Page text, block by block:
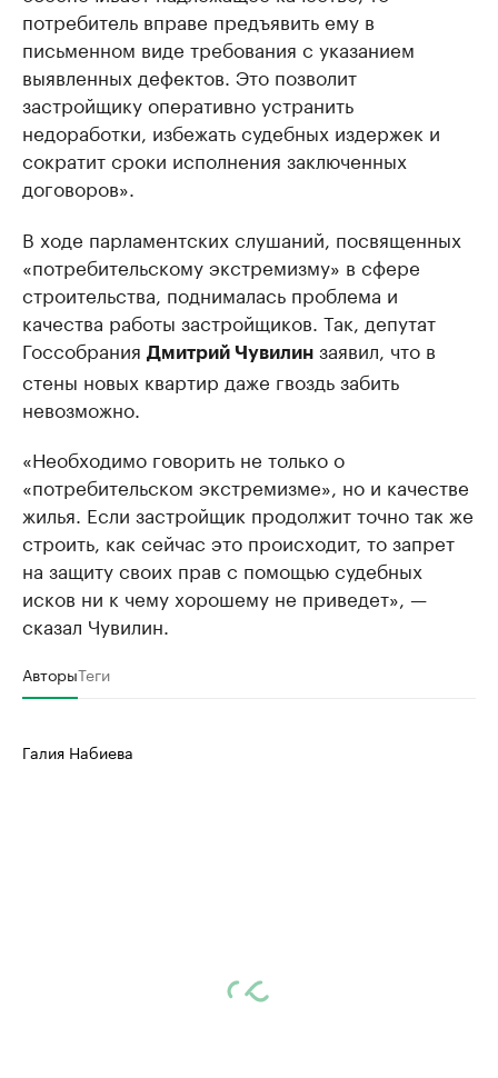
потребитель вправе предъявить ему в
письменном виде требования с указанием
выявленных дефектов. Это позволит
застройщику оперативно устранить
недоработки, избежать судебных издержек и
сократит сроки исполнения заключенных
договоров».
В ходе парламентских слушаний, посвященных
«потребительскому экстремизму» в сфере
строительства, поднималась проблема и
качества работы застройщиков. Так, депутат
Госсобрания Дмитрий Чувилин заявил, что в
стены новых квартир даже гвоздь забить
невозможно.
«Необходимо говорить не только о
«потребительском экстремизме», но и качестве
жилья. Если застройщик продолжит точно так же
строить, как сейчас это происходит, то запрет
на защиту своих прав с помощью судебных
исков ни к чему хорошему не приведет», —
сказал Чувилин.
АвторыТеги
Галия Набиева